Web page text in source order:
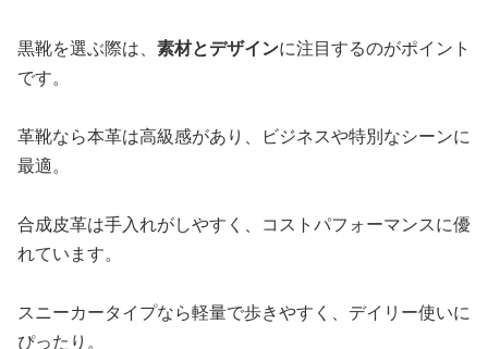
黒靴を選ぶ際は、 素材とデザインに注目するのがポイント
です。
革靴なら本革は高級感があり、ビジネスや特別なシーンに
最適。
合成皮革は手入れがしやすく、コストパフォーマンスに優
れています。
スニーカータイプなら軽量で歩きやすく、デイリー使いに
ぴったり。